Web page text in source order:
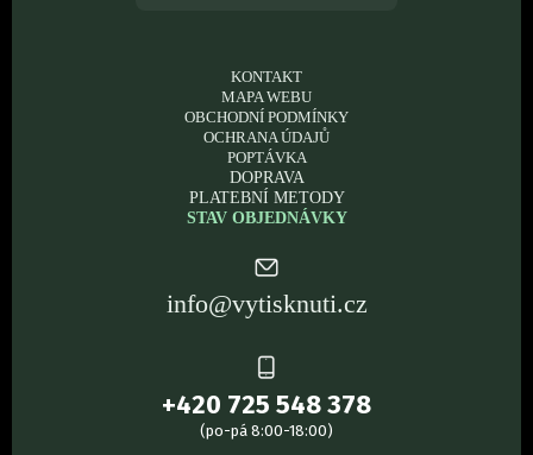
KONTAKT
MAPA WEBU
OBCHODNÍ PODMÍNKY
OCHRANA ÚDAJŮ
POPTÁVKA
DOPRAVA
PLATEBNÍ METODY
STAV OBJEDNÁVKY
info@vytisknuti.cz
+420 725 548 378
(po-pá 8:00-18:00)